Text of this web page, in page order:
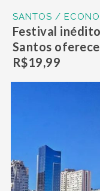
SANTOS /
Festival
Santos
R$19,99